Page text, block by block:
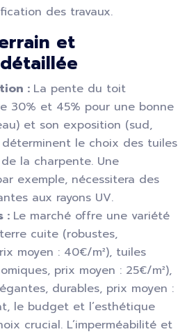
des travaux.
et
: La pente du toit
30% et 45% pour une bonne
et son exposition (sud,
le choix des tuiles
la charpente. Une
exemple, nécessitera des
aux rayons UV.
: Le marché offre une variété
cuite (robustes,
moyen : 40€/m²), tuiles
prix moyen : 25€/m²),
durables, prix moyen :
le budget et l’esthétique
crucial. L’imperméabilité et